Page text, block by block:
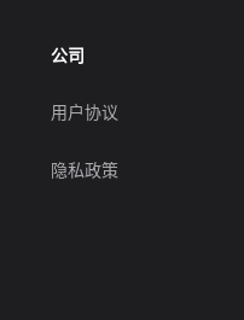
公司
用户协议
隐私政策